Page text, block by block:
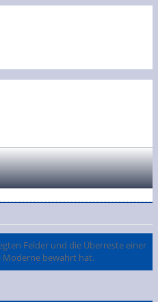
Felder und die Überreste einer
Moderne bewahrt hat.